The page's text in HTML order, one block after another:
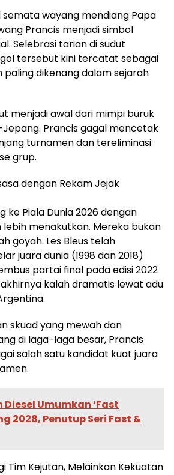
semata wayang mendiang Papa
Prancis menjadi simbol
Selebrasi tarian di sudut
tersebut kini tercatat sebagai
paling dikenang dalam sejarah
menjadi awal dari mimpi buruk
Jepang. Prancis gagal mencetak
turnamen dan tereliminasi
grup.
dengan Rekam Jejak
ke Piala Dunia 2026 dengan
lebih menakutkan. Mereka bukan
goyah. Les Bleus telah
juara dunia (1998 dan 2018)
partai final pada edisi 2022
kalah dramatis lewat adu
skuad yang mewah dan
di laga-laga besar, Prancis
salah satu kandidat kuat juara
Diesel Umumkan ‘Fast
2028, Penutup Seri Fast &
Tim Kejutan, Melainkan Kekuatan